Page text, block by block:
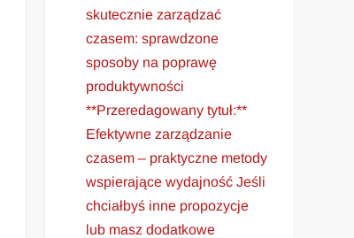
skutecznie zarządzać
czasem: sprawdzone
sposoby na poprawę
produktywności
**Przeredagowany tytuł:**
Efektywne zarządzanie
czasem – praktyczne metody
wspierające wydajność Jeśli
chciałbyś inne propozycje
lub masz dodatkowe